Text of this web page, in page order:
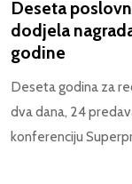
Deseta
dodjela
godine
Deseta godina za
dva dana, 24
konferenciju